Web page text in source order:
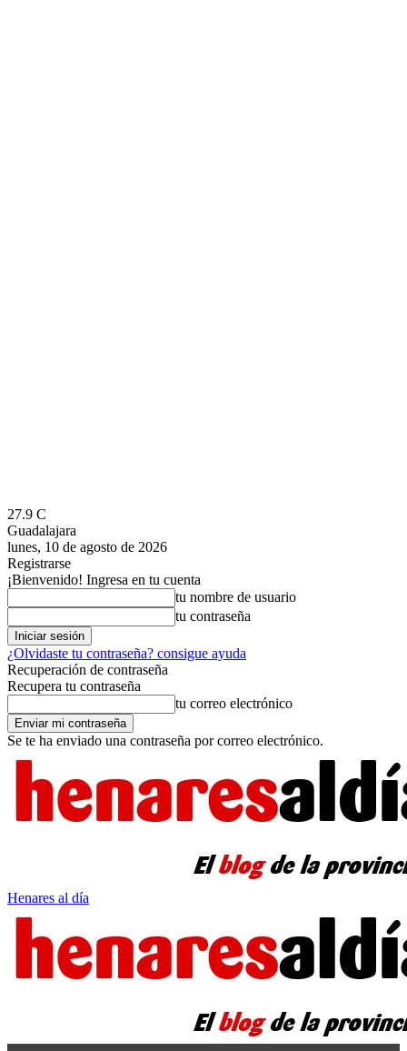
27.9 C
Guadalajara
lunes, 10 de agosto de 2026
Registrarse
¡Bienvenido! Ingresa en tu cuenta
tu nombre de usuario
tu contraseña
¿Olvidaste tu contraseña? consigue ayuda
Recuperación de contraseña
Recupera tu contraseña
tu correo electrónico
Se te ha enviado una contraseña por correo electrónico.
Henares al día